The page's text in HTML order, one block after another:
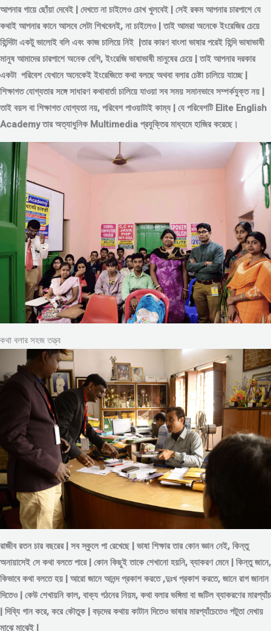
আপনার গায়ে ছোঁয়া দেবেই | দেখতে না চাইলেও চোখ খুলবেই | সেই রকম আপনার চারপাশে যে
কথাই আপনার কানে আসবে সেটা শিখবেনই, না চাইলেও | তাই আমরা অনেকে ইংরেজির চেয়ে
হিন্দিটা একটু ভালোই বলি এবং কাজ চালিয়ে নিই |তার কারণ বাংলা ভাষার পরেই হিন্দি ভাষাভাষী
মানুষ আমাদের চারপাশে অনেক বেশি, ইংরেজি ভাষাভাষী মানুষের চেয়ে | তাই আপনার দরকার
একটা পরিবেশ যেখানে অনেকেই ইংরেজিতে কথা বলছে অথবা বলার চেষ্টা চালিয়ে যাচ্ছে |
শিক্ষাগত যোগ্যতার সঙ্গে সাধারণ কথাবার্তা চালিয়ে যাওয়া সব সময় সমানভাবে সম্পর্কযুক্ত নয় |
তাই বয়স বা শিক্ষাগত যোগ্যতা নয়, পরিবেশ পাওয়াটাই কাম্য | যে পরিবেশটি Elite English
Academy তার অত্যাধুনিক Multimedia প্রযুক্তির মাধ্যমে হাজির করেছে।
কথা বলার সহজ তত্ত্ব
রাজীব রতন চার বছরের | সব স্কুলে পা রেখেছে | ভাষা শিক্ষার তার কোন জ্ঞান নেই, কিন্তু
অনায়াসেই সে কথা বলতে পারে | কোন কিছুই তাকে শেখানো হয়নি, ব্যাকরণ মেনে | কিন্তু জানে,
কিভাবে কথা বলতে হয় | আরো জানে আনন্দ প্রকাশ করতে ,দুঃখ প্রকাশ করতে, জানে রাগ জানান
দিতেও | কেউ শেখায়নি কাল, বাক্য গঠনের নিয়ম, কথা বলার ভঙ্গিমা বা জটিল ব্যাকরণের মারপ্যাঁচ
| দিব্যি গান করে, করে কৌতুক | বড়দের কথায় কাটান দিতেও ভাষার মারপ্যাঁচেতেও পটুতা দেখায়
মাঝে মাঝেই |